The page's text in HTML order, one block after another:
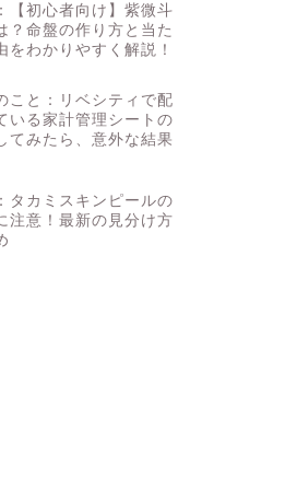
【初心者向け】紫微斗
？命盤の作り方と当た
をわかりやすく解説！
こと：リベシティで配
いる家計管理シートの
てみたら、意外な結果
タカミスキンピールの
注意！最新の見分け方